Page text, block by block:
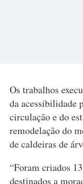
Os trabalhos
da acessibilidade
circulação e do
remodelação do
de caldeiras de
“Foram criados
destinados a